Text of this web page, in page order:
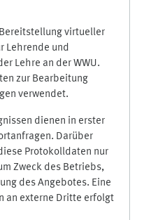
virtueller
Lehrende und
Lehre an der WWU.
zur Bearbeitung
verwendet.
dienen in erster
Darüber
Protokolldaten nur
Zweck des Betriebs,
des Angebotes. Eine
an externe Dritte erfolgt